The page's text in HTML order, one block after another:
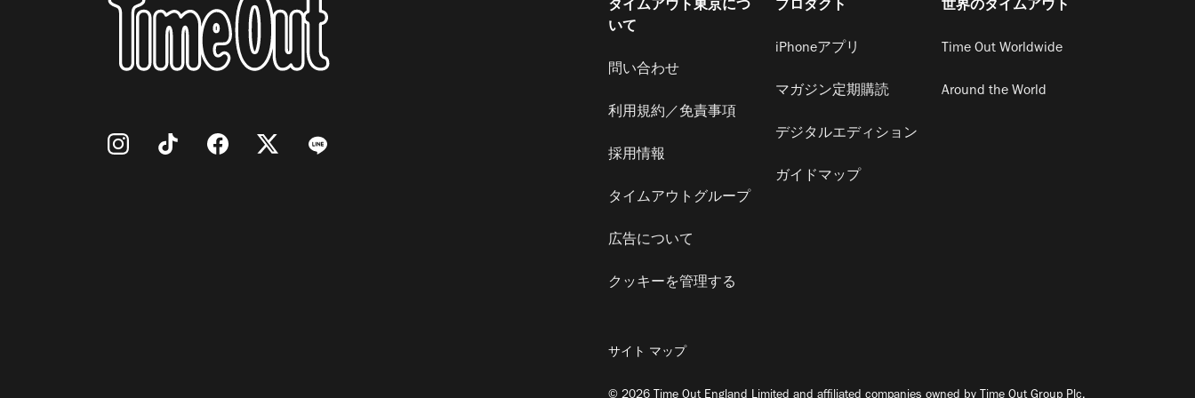
タイムアウト東京につ
いて
問い合わせ
利用規約／免責事項
採用情報
タイムアウトグループ
広告について
クッキーを管理する
プロダクト
iPhoneアプリ
マガジン定期購読
デジタルエディション
ガイドマップ
世界のタイムアウト
Time Out Worldwide
Around the World
サイト マップ